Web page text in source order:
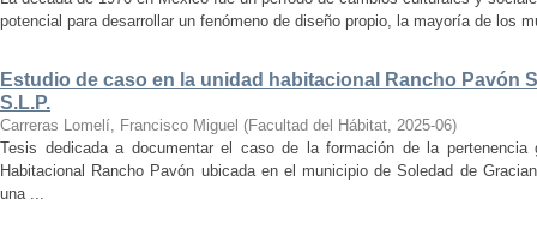
potencial para desarrollar un fenómeno de diseño propio, la mayoría de los
Estudio de caso en la unidad habitacional Rancho Pavón
S.L.P.
Carreras Lomelí, Francisco Miguel (Facultad del Hábitat, 2025-06)
Tesis dedicada a documentar el caso de la formación de la
Habitacional Rancho Pavón ubicada en el municipio de Soledad de
una ...